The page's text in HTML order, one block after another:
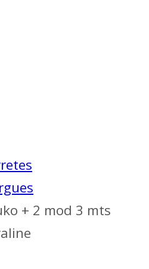
+ 2 mod 3 mts